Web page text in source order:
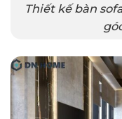
Thiết kế bàn